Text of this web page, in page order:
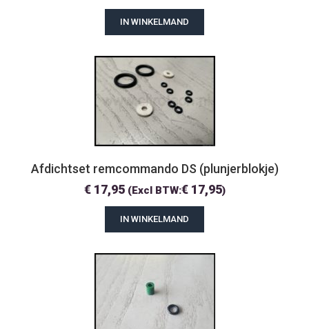
IN WINKELMAND
Afdichtset remcommando DS (plunjerblokje)
€17,95 (Excl BTW:€17,95)
IN WINKELMAND